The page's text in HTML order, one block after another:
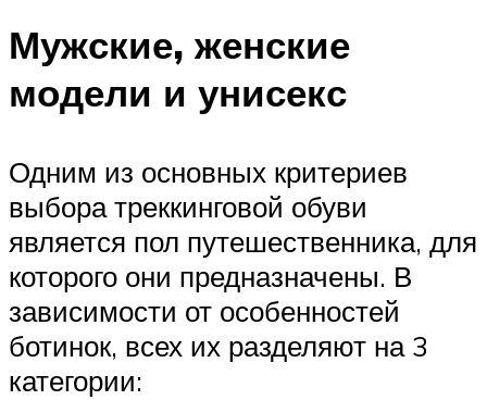
Мужские, женские
модели и унисекс
Одним из основных критериев
выбора треккинговой обуви
является пол путешественника, для
которого они предназначены. В
зависимости от особенностей
ботинок, всех их разделяют на 3
категории: